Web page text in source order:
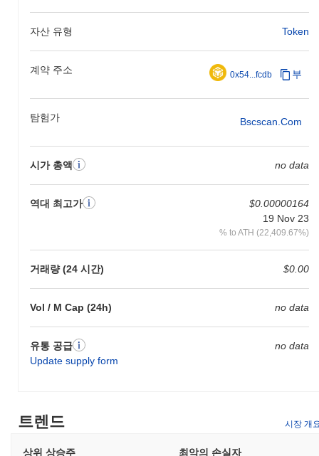
자산 유형 Token
계약 주소 0x54...fcdb 부
탐험가 Bscscan.com
시가 총액 no data
역대 최고가
$0.00000164
19 Nov 23
% to ATH (22,409.67%)
거래량 (24 시간) $0.00
Vol / M Cap (24h) no data
유통 공급
Update supply form
no data
트렌드 시장 개
상위 상승주 최악의 손실자